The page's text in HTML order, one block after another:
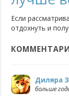
Если
отдохнуть и
Диляра
больше